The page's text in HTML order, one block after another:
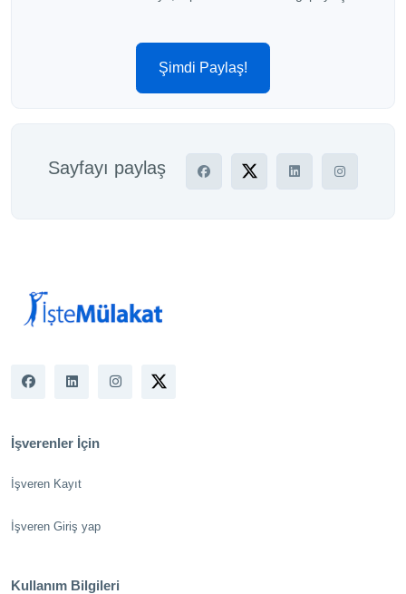
Şimdi Paylaş!
Sayfayı paylaş
İşverenler İçin
İşveren Kayıt
İşveren Giriş yap
Kullanım Bilgileri